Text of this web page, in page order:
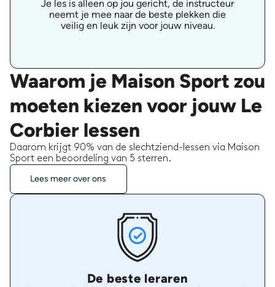
Je les is alleen op jou gericht, de instructeur
neemt je mee naar de beste plekken die
veilig en leuk zijn voor jouw niveau.
Waarom je Maison Sport zou
moeten kiezen voor jouw Le
Corbier lessen
Daarom krijgt 90% van de slechtziend-lessen via Maison
Sport een beoordeling van 5 sterren.
Lees meer over ons
De beste leraren